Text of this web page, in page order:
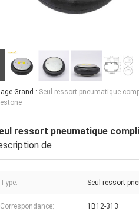
Grand : Seul ressort pneumatique
ressort pneumatique
de
Type: Seul ressort
Correspondance: 1B12-313